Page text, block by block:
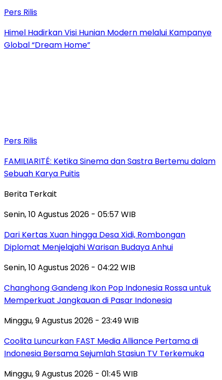
Pers Rilis
Himel Hadirkan Visi Hunian Modern melalui Kampanye
Global “Dream Home”
Pers Rilis
FAMILIARITÉ: Ketika Sinema dan Sastra Bertemu dalam
Sebuah Karya Puitis
Berita Terkait
Senin, 10 Agustus 2026 - 05:57 WIB
Dari Kertas Xuan hingga Desa Xidi, Rombongan
Diplomat Menjelajahi Warisan Budaya Anhui
Senin, 10 Agustus 2026 - 04:22 WIB
Changhong Gandeng Ikon Pop Indonesia Rossa untuk
Memperkuat Jangkauan di Pasar Indonesia
Minggu, 9 Agustus 2026 - 23:49 WIB
Coolita Luncurkan FAST Media Alliance Pertama di
Indonesia Bersama Sejumlah Stasiun TV Terkemuka
Minggu, 9 Agustus 2026 - 01:45 WIB